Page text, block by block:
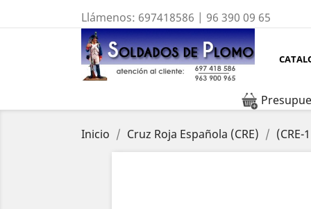
Llámenos: 697418586 | 96 390 09 65
Inicio Cruz Roja Española (CRE)